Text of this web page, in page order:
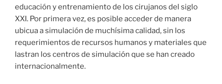
educación y entrenamiento de los cirujanos del siglo
XXI. Por primera vez, es posible acceder de manera
ubicua a simulación de muchísima calidad, sin los
requerimientos de recursos humanos y materiales que
lastran los centros de simulación que se han creado
internacionalmente.